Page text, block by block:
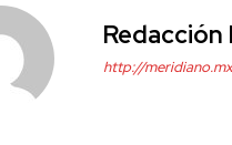
Redacción
http://meridiano.mx